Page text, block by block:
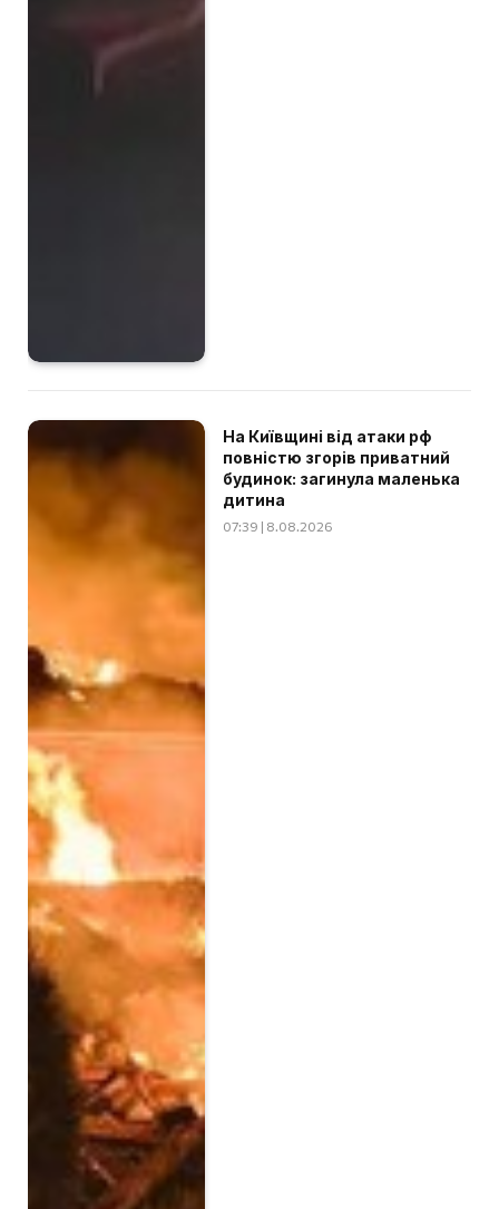
На Київщині від атаки рф
повністю згорів приватний
будинок: загинула маленька
дитина
07:39 | 8.08.2026